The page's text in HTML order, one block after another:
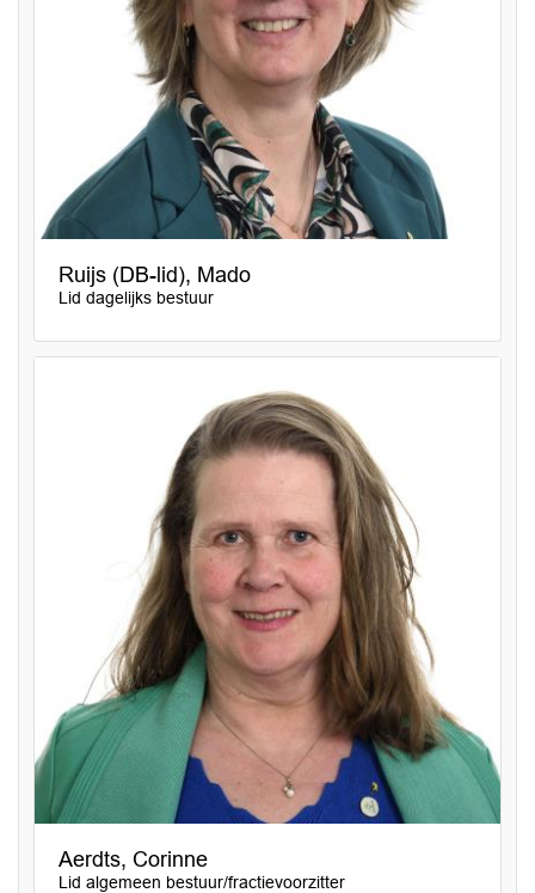
Ruijs (DB-lid), Mado
Lid dagelijks bestuur
Aerdts, Corinne
Lid algemeen bestuur/fractievoorzitter